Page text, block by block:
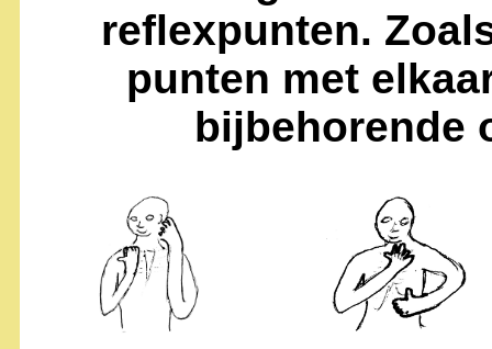
reflexpunten.
punten met
bijbehorende